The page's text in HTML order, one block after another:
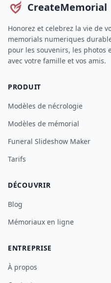
CreateMemorial
Honorez et celebrez la vie de
memorials numeriques
pour les souvenirs, les photos
avec votre famille et vos amis.
PRODUIT
Modèles de nécrologie
Modèles de mémorial
Funeral Slideshow Maker
Tarifs
DÉCOUVRIR
Blog
Mémoriaux en ligne
ENTREPRISE
À propos